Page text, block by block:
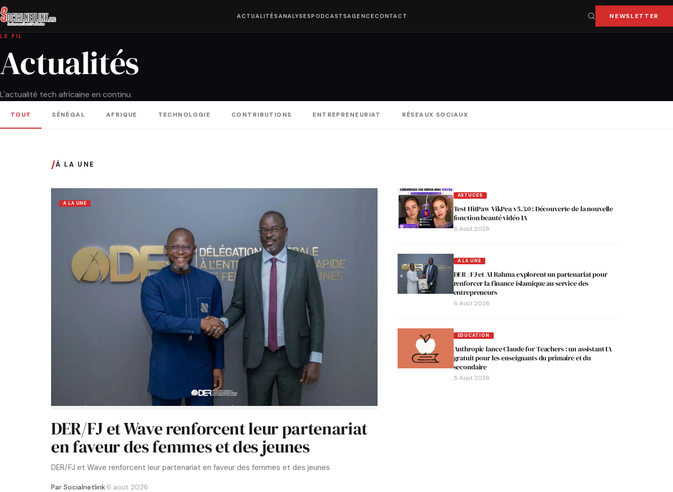
ACTUALITÉSANALYSESPODCASTSAGENCE CONTACT NEWSLETTER
LE FIL
Actualités
L'actualité tech africaine en continu.
TOUT SÉNÉGAL AFRIQUE TECHNOLOGIE CONTRIBUTIONS ENTREPRENEURIAT RÉSEAUX SOCIAUX
/À LA UNE
A LA UNE
DER/FJ et Wave renforcent leur partenariat
en faveur des femmes et des jeunes
DER/FJ et Wave renforcent leur partenariat en faveur des femmes et des jeunes
Par Socialnetlink·6 août 2026
ASTUCES
Test HitPaw VikPea v5.3.0 : Découverte de la nouvelle
fonction beauté vidéo IA
6 Août 2026
A LA UNE
DER /FJ et Al Rahma explorent un partenariat pour
renforcer la finance islamique au service des
entrepreneurs
6 Août 2026
EDUCATION
Anthropic lance Claude for Teachers : un assistant IA
gratuit pour les enseignants du primaire et du
secondaire
5 Août 2026